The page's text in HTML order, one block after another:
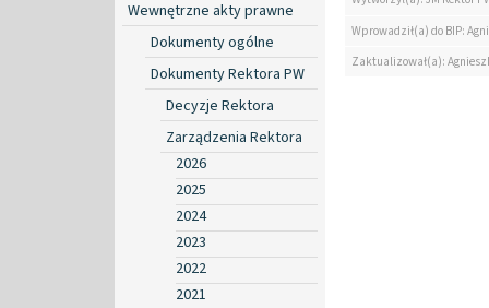
Wewnętrzne akty prawne
Dokumenty ogólne
Dokumenty Rektora PW
Decyzje Rektora
Zarządzenia Rektora
2026
2025
2024
2023
2022
2021
Wprowadził(a) do BIP:
Zaktualizował(a):